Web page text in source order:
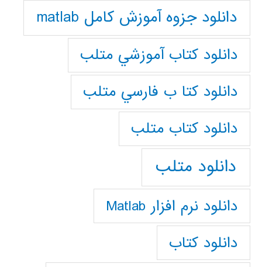
دانلود جزوه آموزش کامل matlab
دانلود كتاب آموزشي متلب
دانلود كتا ب فارسي متلب
دانلود كتاب متلب
دانلود متلب
دانلود نرم افزار Matlab
دانلود کتاب